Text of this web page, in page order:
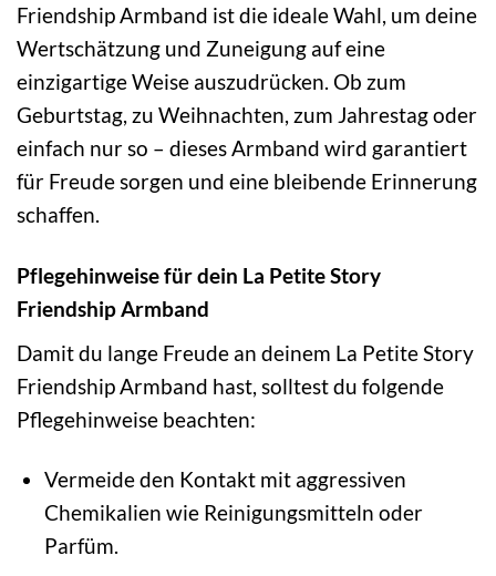
Friendship Armband ist die ideale Wahl, um deine
Wertschätzung und Zuneigung auf eine
einzigartige Weise auszudrücken. Ob zum
Geburtstag, zu Weihnachten, zum Jahrestag oder
einfach nur so – dieses Armband wird garantiert
für Freude sorgen und eine bleibende Erinnerung
schaffen.
Pflegehinweise für dein La Petite Story
Friendship Armband
Damit du lange Freude an deinem La Petite Story
Friendship Armband hast, solltest du folgende
Pflegehinweise beachten:
Vermeide den Kontakt mit aggressiven
Chemikalien wie Reinigungsmitteln oder
Parfüm.